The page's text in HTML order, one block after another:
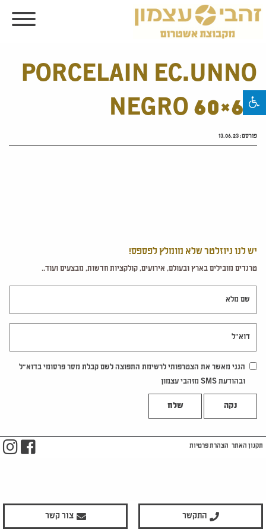
PORCELAIN EC.UNNO
NEGRO 60×60
פורסם:13.06.23
יש לנו ניוזלטר שלא מומלץ לפספס!
טרנדים מובילים בארץ ובעולם, אירועים, קולקציות חדשות, מבצעים ועוד..
הנני מאשר את הצטרפותי לרשימת התפוצה לשם קבלת מסר פרסומי בדוא"ל
ובהודעת SMS מזהבי עצמון
נקה
התקשר צור קשר
תקנון האתר הצהרת פרטיות